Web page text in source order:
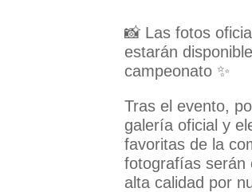
📸 Las fotos
estarán
campeonato ✨
Tras el evento,
galería oficial y
favoritas de la
fotografías serán
alta calidad por